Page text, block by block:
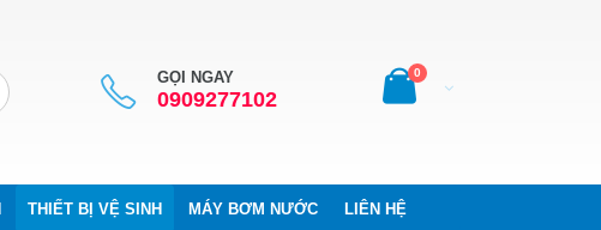
GỌI NGAY
0909277102
0
THIẾT BỊ VỆ SINH MÁY BƠM NƯỚC LIÊN HỆ